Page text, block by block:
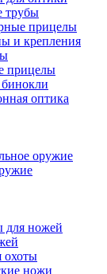
трубы
прицелы
и крепления
прицелы
оптика
оружие
для ножей
охоты
ножи